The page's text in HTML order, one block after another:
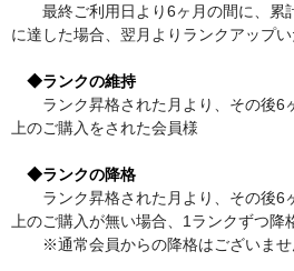
最終ご利用日より6ヶ月の間に、累
に達した場合、翌月よりランクアップ
◆ランクの維持
ランク昇格された月より、その後6
上のご購入をされた会員様
◆ランクの降格
ランク昇格された月より、その後6
上のご購入が無い場合、1ランクずつ降
※通常会員からの降格はございませ